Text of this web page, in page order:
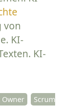
von
KI-
KI-
Scrum